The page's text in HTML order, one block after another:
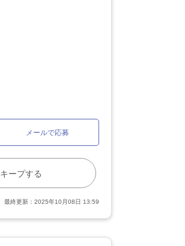
メールで応募
キープする
最終更新： 2025年10月08日 13:59